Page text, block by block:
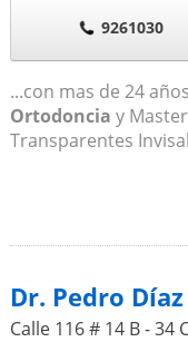
9261030
...con mas de 24
Ortodoncia y
Transparentes
Dr. Pedro Díaz
Calle 116 # 14 B - 34